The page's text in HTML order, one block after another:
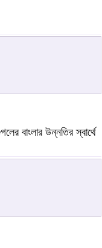
বাংলার উন্নতির স্বার্থে